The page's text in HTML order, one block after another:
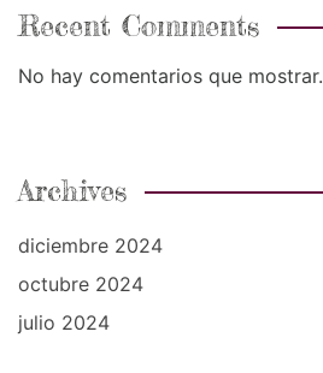
Recent Comments
No hay comentarios que mostrar.
Archives
diciembre 2024
octubre 2024
julio 2024